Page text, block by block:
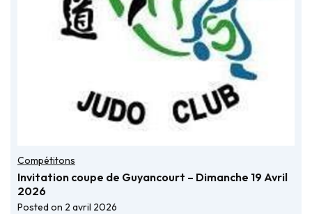
Compétitons
Invitation coupe de Guyancourt – Dimanche 19 Avril
2026
Posted on 2 avril 2026